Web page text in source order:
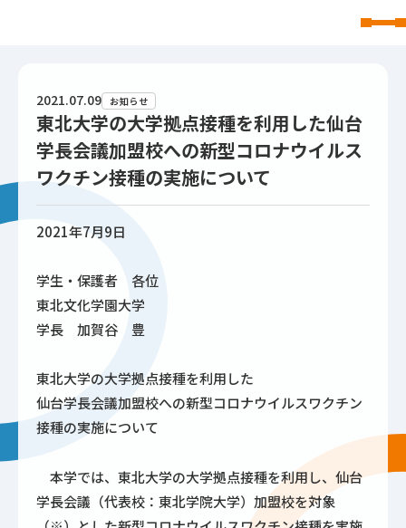
2021.07.09 お知らせ
東北大学の大学拠点接種を利用した仙台
学長会議加盟校への新型コロナウイルス
ワクチン接種の実施について
2021年7月9日
学生・保護者 各位
東北文化学園大学
学長 加賀谷 豊
東北大学の大学拠点接種を利用した
仙台学長会議加盟校への新型コロナウイルスワクチン
接種の実施について
本学では、東北大学の大学拠点接種を利用し、仙台
学長会議（代表校：東北学院大学）加盟校を対象